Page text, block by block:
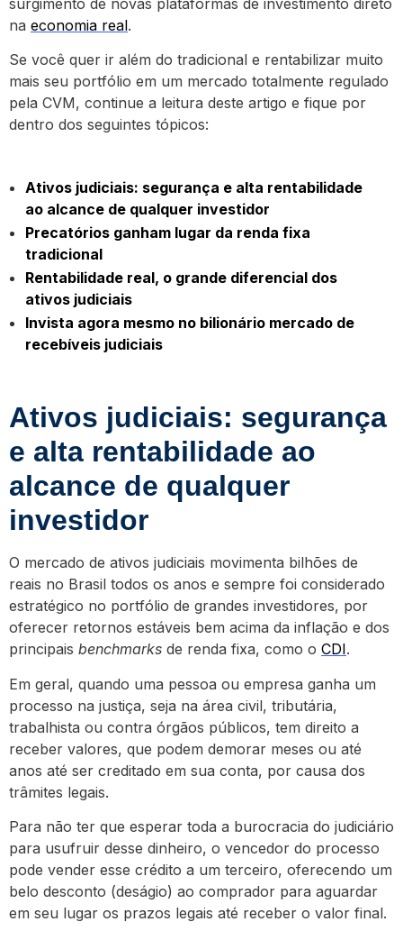
na economia real.
Se você quer ir além do tradicional e rentabilizar muito
mais seu portfólio em um mercado totalmente regulado
pela CVM, continue a leitura deste artigo e fique por
dentro dos seguintes tópicos:
Ativos judiciais: segurança e alta rentabilidade
ao alcance de qualquer investidor
Precatórios ganham lugar da renda fixa
tradicional
Rentabilidade real, o grande diferencial dos
ativos judiciais
Invista agora mesmo no bilionário mercado de
recebíveis judiciais
Ativos judiciais: segurança
e alta rentabilidade ao
alcance de qualquer
investidor
O mercado de ativos judiciais movimenta bilhões de
reais no Brasil todos os anos e sempre foi considerado
estratégico no portfólio de grandes investidores, por
oferecer retornos estáveis bem acima da inflação e dos
principais benchmarks de renda fixa, como o CDI.
Em geral, quando uma pessoa ou empresa ganha um
processo na justiça, seja na área civil, tributária,
trabalhista ou contra órgãos públicos, tem direito a
receber valores, que podem demorar meses ou até
anos até ser creditado em sua conta, por causa dos
trâmites legais.
Para não ter que esperar toda a burocracia do judiciário
para usufruir desse dinheiro, o vencedor do processo
pode vender esse crédito a um terceiro, oferecendo um
belo desconto (deságio) ao comprador para aguardar
em seu lugar os prazos legais até receber o valor final.